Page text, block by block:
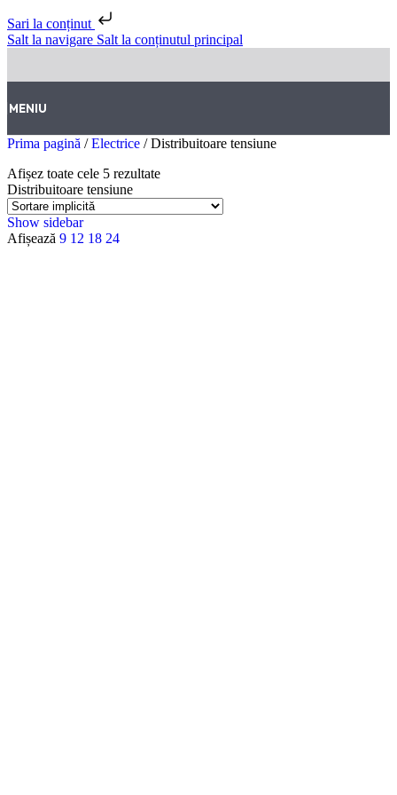
Sari la conținut
Salt la navigare Salt la conținutul principal
MENIU
Prima pagină / Electrice / Distribuitoare tensiune
Afișez toate cele 5 rezultate
Distribuitoare tensiune
Show sidebar
Afișează 9 12 18 24